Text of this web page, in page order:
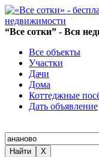
“Все сотки” - Вся
Все объекты
Участки
Дачи
Дома
Коттеджные
Дать объявление
Найти X